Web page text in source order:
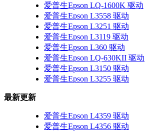
爱普生Epson LQ-1600K 驱动
爱普生Epson L3558 驱动
爱普生Epson L3251 驱动
爱普生Epson L3119 驱动
爱普生Epson L360 驱动
爱普生Epson LQ-630KII 驱动
爱普生Epson L3150 驱动
爱普生Epson L3255 驱动
最新更新
爱普生Epson L4359 驱动
爱普生Epson L4356 驱动